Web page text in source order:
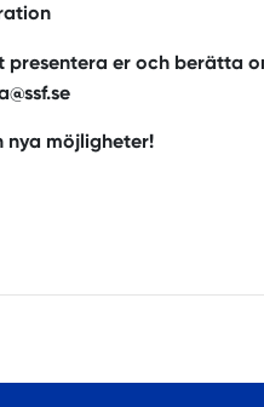
er och berätta
nya möjligheter!